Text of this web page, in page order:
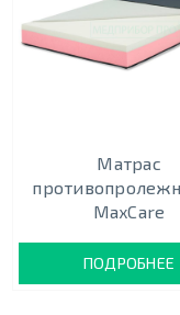
Матрас
MaxCare
ПОДРОБНЕЕ